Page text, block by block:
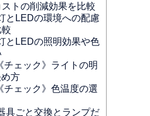
トの削減効果を比較
とLEDの環境への配慮
とLEDの照明効果や色
チェック》ライトの明
方
チェック》色温度の選
具ごと交換とランプだ